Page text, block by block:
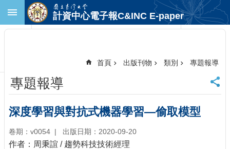
跳到主要內容區塊
首
頁
臺
大
首
頁
計資中心電子報C&INC E-paper
首頁 出版刊物 類別 專題報導
專題報導
深度學習與對抗式機器學習—偷取模型
卷期：v0054 出版日期：2020-09-20
作者：周秉誼 / 趨勢科技技術經理